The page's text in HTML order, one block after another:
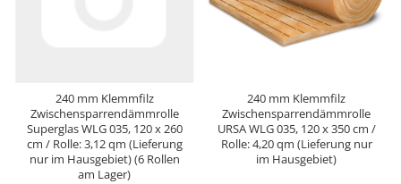
240 mm Klemmfilz
Zwischensparrendämmrolle
Superglas WLG 035, 120 x 260
cm / Rolle: 3,12 qm (Lieferung
nur im Hausgebiet) (6 Rollen
am Lager)
240 mm Klemmfilz
Zwischensparrendämmrolle
URSA WLG 035, 120 x 350 cm /
Rolle: 4,20 qm (Lieferung nur
im Hausgebiet)